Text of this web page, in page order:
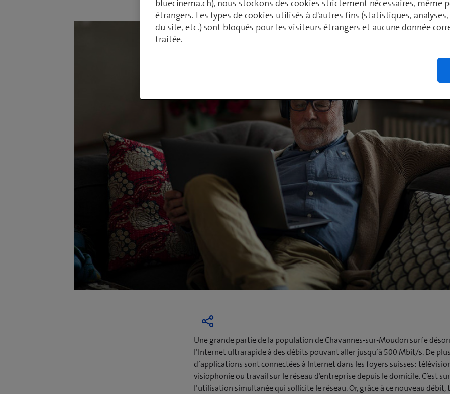
Une grande partie de la population de Chavannes-sur-Moudon surfe
l’Internet ultrarapide à des débits pouvant aller jusqu’à 500 Mbit/s. De
d’applications sont connectées à Internet dans les foyers suisses:
visiophonie ou travail sur le réseau d’entreprise depuis le domicile. C’est
l’utilisation simultanée qui sollicite le réseau. Or, grâce à ce nouveau débit,
bluecinema.ch), nous stockons des cookies strictement nécessaires, même
étrangers. Les types de cookies utilisés à d'autres fins (statistiques,
du site, etc.) sont bloqués pour les visiteurs étrangers et aucune donnée
traitée.